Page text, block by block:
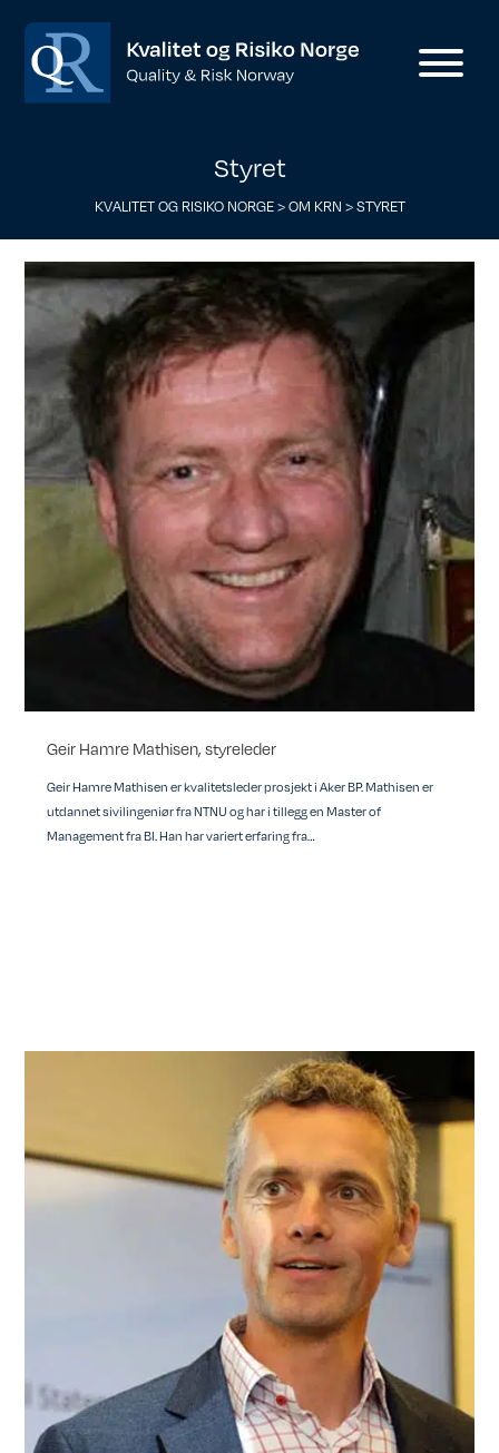
Styret
KVALITET OG RISIKO NORGE>OM KRN >STYRET
Geir Hamre Mathisen, styreleder
Geir Hamre Mathisen er kvalitetsleder prosjekt i Aker BP. Mathisen er
utdannet sivilingeniør fra NTNU og har i tillegg en Master of
Management fra BI. Han har variert erfaring fra…